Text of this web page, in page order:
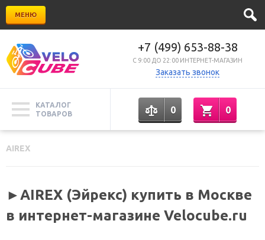
МЕНЮ
+7 (499) 653-88-38
C 9:00 ДО 22:00 ИНТЕРНЕТ-МАГАЗИН
Заказать звонок
КАТАЛОГ
ТОВАРОВ
0 0
AIREX
►AIREX (Эйрекс) купить в Москве
в интернет-магазине Velocube.ru